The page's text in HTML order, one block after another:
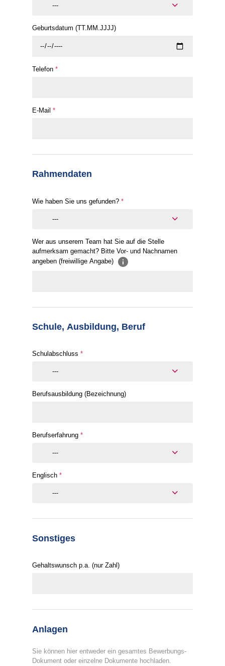
---
Geburtsdatum (TT.MM.JJJJ)
Telefon *
E-Mail *
Rahmendaten
Wie haben Sie uns gefunden? *
---
Wer aus unserem Team hat Sie auf die Stelle
aufmerksam gemacht? Bitte Vor- und Nachnamen
angeben (freiwillige Angabe)
Schule, Ausbildung, Beruf
Schulabschluss *
---
Berufsausbildung (Bezeichnung)
Berufserfahrung *
---
Englisch *
---
Sonstiges
Gehaltswunsch p.a. (nur Zahl)
Anlagen
Sie können hier entweder ein gesamtes Bewerbungs-
Dokument oder einzelne Dokumente hochladen.